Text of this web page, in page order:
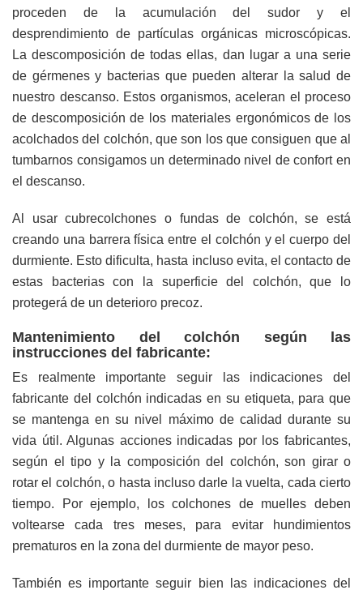
proceden de la acumulación del sudor y el
desprendimiento de partículas orgánicas microscópicas.
La descomposición de todas ellas, dan lugar a una serie
de gérmenes y bacterias que pueden alterar la salud de
nuestro descanso. Estos organismos, aceleran el proceso
de descomposición de los materiales ergonómicos de los
acolchados del colchón, que son los que consiguen que al
tumbarnos consigamos un determinado nivel de confort en
el descanso.
Al usar cubrecolchones o fundas de colchón, se está
creando una barrera física entre el colchón y el cuerpo del
durmiente. Esto dificulta, hasta incluso evita, el contacto de
estas bacterias con la superficie del colchón, que lo
protegerá de un deterioro precoz.
Mantenimiento del colchón según las
instrucciones del fabricante:
Es realmente importante seguir las indicaciones del
fabricante del colchón indicadas en su etiqueta, para que
se mantenga en su nivel máximo de calidad durante su
vida útil. Algunas acciones indicadas por los fabricantes,
según el tipo y la composición del colchón, son girar o
rotar el colchón, o hasta incluso darle la vuelta, cada cierto
tiempo. Por ejemplo, los colchones de muelles deben
voltearse cada tres meses, para evitar hundimientos
prematuros en la zona del durmiente de mayor peso.
También es importante seguir bien las indicaciones del